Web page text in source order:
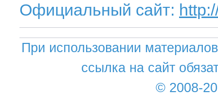
Официальный сайт:
При использовании
ссылка на сайт
© 2008-